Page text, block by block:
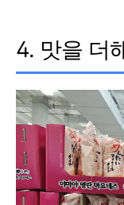
4. 맛을 더